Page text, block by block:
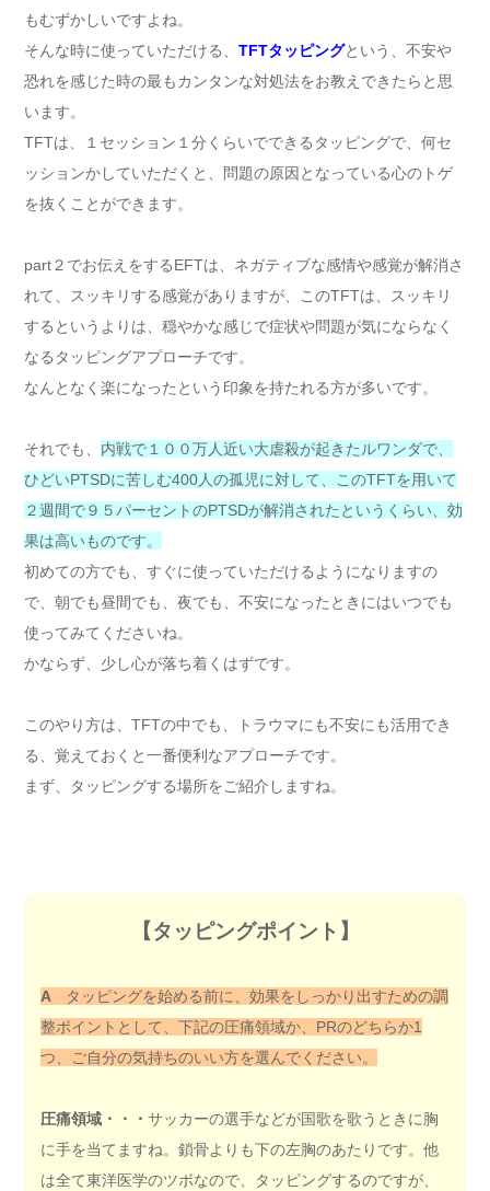
もむずかしいですよね。
そんな時に使っていただける、 TFTタッピングという、不安や
恐れを感じた時の最もカンタンな対処法をお教えできたらと思
います。
TFTは、１セッション１分くらいでできるタッピングで、何セ
ッションかしていただくと、問題の原因となっている心のトゲ
を抜くことができます。
part２でお伝えをするEFTは、ネガティブな感情や感覚が解消さ
れて、スッキリする感覚がありますが、このTFTは、スッキリ
するというよりは、穏やかな感じで症状や問題が気にならなく
なるタッピングアプローチです。
なんとなく楽になったという印象を持たれる方が多いです。
それでも、 内戦で１００万人近い大虐殺が起きたルワンダで、
ひどいPTSDに苦しむ400人の孤児に対して、このTFTを用いて
２週間で９５パーセントのPTSDが解消されたというくらい、効
果は高いものです。
初めての方でも、すぐに使っていただけるようになりますの
で、朝でも昼間でも、夜でも、不安になったときにはいつでも
使ってみてくださいね。
かならず、少し心が落ち着くはずです。
このやり方は、TFTの中でも、トラウマにも不安にも活用でき
る、覚えておくと一番便利なアプローチです。
まず、タッピングする場所をご紹介しますね。
【タッピングポイント】
A
タッピングを始める前に、効果をしっかり出すための調
整ポイントとして、下記の圧痛領域か、PRのどちらか1
つ、ご自分の気持ちのいい方を選んでください。
圧痛領域・・・ サッカーの選手などが国歌を歌うときに胸
に手を当てますね。鎖骨よりも下の左胸のあたりです。他
は全て東洋医学のツボなので、タッピングするのですが、